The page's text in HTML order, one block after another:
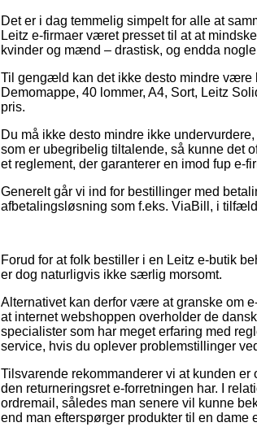
Det er i dag temmelig simpelt for alle at
Leitz e-firmaer været presset til at at
kvinder og mænd – drastisk, og endda
Til gengæld kan det ikke desto mindre være
Demomappe, 40 lommer, A4, Sort, Leitz
pris.
Du må ikke desto mindre ikke
som er ubegribelig tiltalende, så kunne det
et reglement, der garanterer en imod fup e-
Generelt går vi ind for bestillinger med
afbetalingsløsning som f.eks. ViaBill, i
Forud for at folk bestiller i en Leitz e-butik
er dog naturligvis ikke særlig morsomt.
Alternativet kan derfor være at granske om
at internet webshoppen overholder de
specialister som har meget erfaring med
service, hvis du oplever problemstillinger
Tilsvarende rekommanderer vi at kunden
den returneringsret e-forretningen har. I
ordremail, således man senere vil kunne
end man efterspørger produkter til en dame